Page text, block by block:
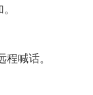
喊话。